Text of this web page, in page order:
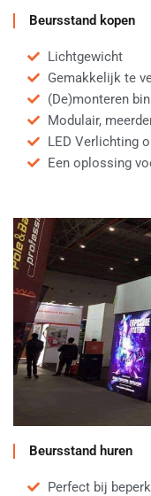
Beursstand kopen
Lichtgewicht
Gemakkelijk te
(De)monteren
Modulair,
LED Verlichting
Een oplossing
Beursstand huren
Perfect bij